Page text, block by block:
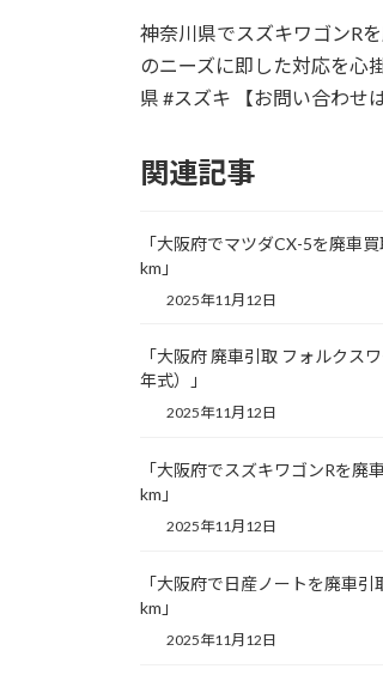
新
日
時
:
神奈川県でスズキワゴンR
のニーズに即した対応を心
県 #スズキ 【お問い合わせ
関連記事
「大阪府でマツダCX-5を廃車
km」
2025年11月12日
「大阪府 廃車引取 フォルクス
年式）」
2025年11月12日
「大阪府でスズキワゴンRを廃
km」
2025年11月12日
「大阪府で日産ノートを廃車
km」
2025年11月12日